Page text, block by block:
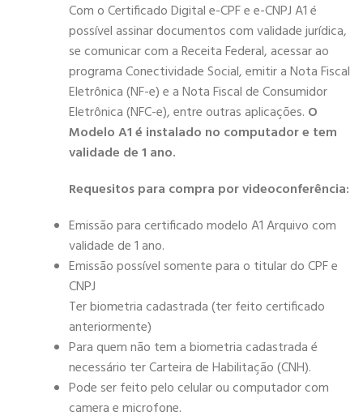
Com o Certificado Digital e-CPF e e-CNPJ A1 é
possível assinar documentos com validade jurídica,
se comunicar com a Receita Federal, acessar ao
programa Conectividade Social, emitir a Nota Fiscal
Eletrônica (NF-e) e a Nota Fiscal de Consumidor
Eletrônica (NFC-e), entre outras aplicações. O
Modelo A1 é instalado no computador e tem
validade de 1 ano.
Requesitos para compra por videoconferência:
Emissão para certificado modelo A1 Arquivo com
validade de 1 ano.
Emissão possível somente para o titular do CPF e
CNPJ
Ter biometria cadastrada (ter feito certificado
anteriormente)
Para quem não tem a biometria cadastrada é
necessário ter Carteira de Habilitação (CNH).
Pode ser feito pelo celular ou computador com
camera e microfone.